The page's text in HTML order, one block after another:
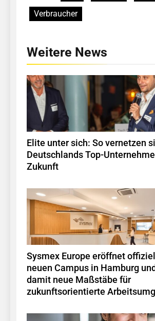
Verbraucher
Weitere News
Elite unter sich: So vernetzen
Deutschlands Top-
Zukunft
Sysmex Europe eröffnet
neuen Campus in Hamburg
damit neue Maßstäbe für
zukunftsorientierte